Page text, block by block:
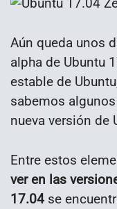
Aún queda unos
alpha de Ubuntu
estable de
sabemos
nueva versión de
Entre estos
ver en las
17.04 se